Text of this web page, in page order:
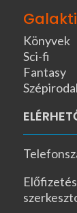
Könyvek
Sci-fi
Fantasy